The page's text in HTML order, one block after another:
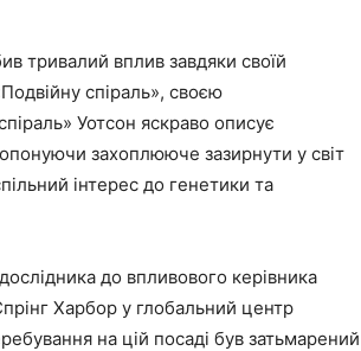
тривалий вплив завдяки своїй
спіраль», своєю
Уотсон яскраво описує
захоплююче зазирнути у світ
інтерес до генетики та
до впливового керівника
Харбор у глобальний центр
на цій посаді був затьмарений